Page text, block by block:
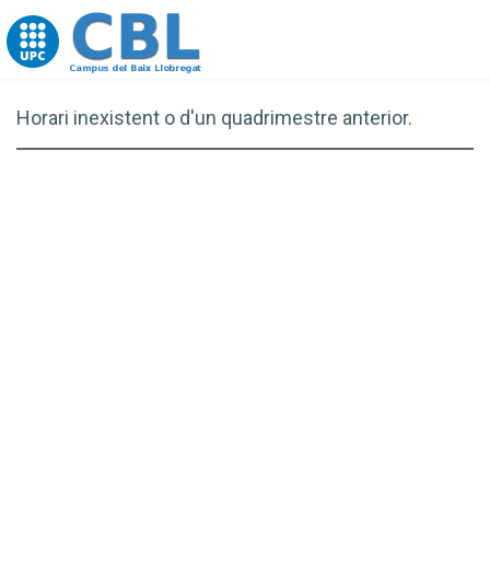
Go to upc.edu
Horari inexistent o d'un quadrimestre anterior.